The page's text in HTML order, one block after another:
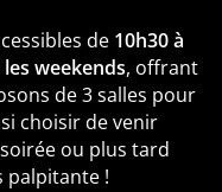
de 10h30 à
weekends, offrant
de 3 salles pour
choisir de venir
ou plus tard
palpitante !